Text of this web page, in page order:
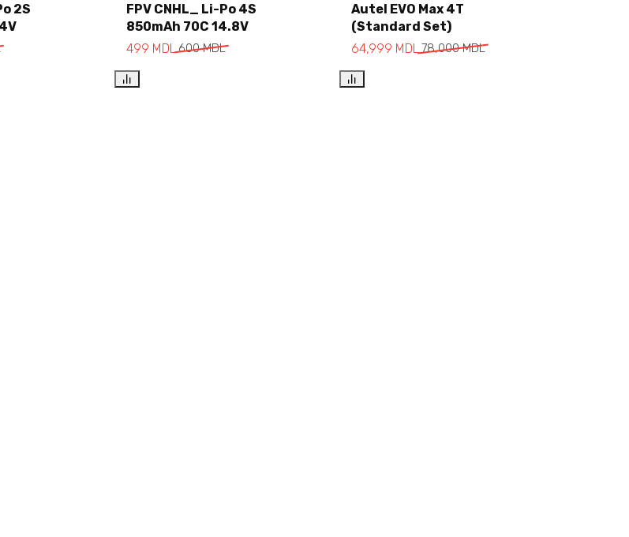
2S
Add to cart
FPV CNHL_ Li-Po 4S
850mAh 70C 14.8V
600MDL
499 MDL
Add to cart
Autel EVO Max 4T
(Standard Set)
78,000MDL
64,999 MDL